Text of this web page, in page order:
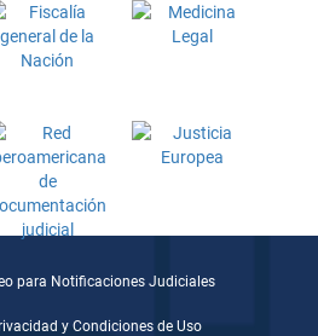
para Notificaciones Judiciales
y Condiciones de Uso